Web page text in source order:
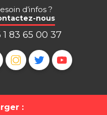
d’infos ?
nous
1 83 65 00 37
: